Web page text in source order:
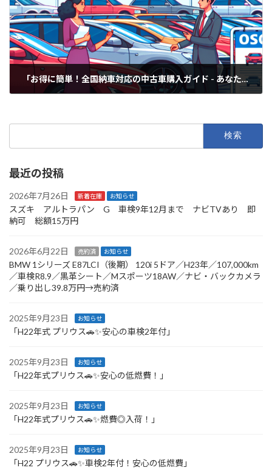
「お得に簡単！全国納車対応の中古車購入ガイド - あなたの理想の一台を見つけましょう！」
最近の投稿
2026年7月26日 新着在庫 お知らせ
スズキ アルトラパン G 車検9年12月まで ナビTVあり 即
納可 総額15万円
2026年6月22日 売約済 お知らせ
BMW 1シリーズ E87LCI（後期） 120i 5ドア／H23年／107,000km
／車検R8.9／黒革シート／Mスポーツ18AW／ナビ・バックカメラ
／乗り出し39.8万円→売約済
2025年9月23日 お知らせ
「H22年式 プリウス🚗✨安心の車検2年付」
2025年9月23日 お知らせ
「H22年式プリウス🚗✨安心の低燃費！」
2025年9月23日 お知らせ
「H22年式プリウス🚗✨燃費◎入荷！」
2025年9月23日 お知らせ
「H22 プリウス🚗✨車検2年付！安心の低燃費」